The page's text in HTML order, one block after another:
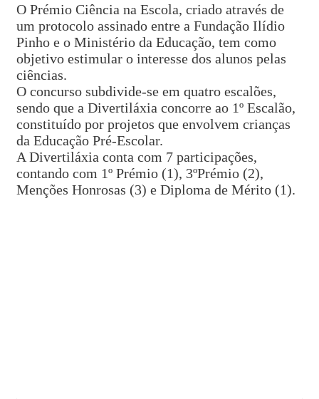
O Prémio Ciência na Escola, criado através de
um protocolo assinado entre a Fundação Ilídio
Pinho e o Ministério da Educação, tem como
objetivo estimular o interesse dos alunos pelas
ciências.
O concurso subdivide-se em quatro escalões,
sendo que a Divertiláxia concorre ao 1º Escalão,
constituído por projetos que envolvem crianças
da Educação Pré-Escolar.
A Divertiláxia conta com 7 participações,
contando com 1º Prémio (1), 3ºPrémio (2),
Menções Honrosas (3) e Diploma de Mérito (1).